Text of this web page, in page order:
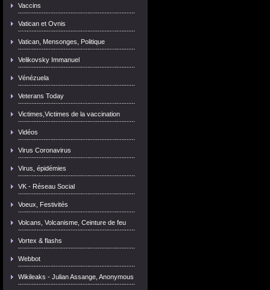
Vaccins
Vatican et Ovnis
Vatican, Mensonges, Politique
Velikovsky Immanuel
Vénézuela
Veterans Today
Victimes,Victimes de la vaccination
Vidéos
Virus Coronavirus
Virus, épidémies
VK - Réseau Social
Voeux, Festivités
Volcans, Volcanisme, Ceinture de feu
Vortex & flashs
Webbot
Wikileaks - Julian Assange, Anonymous